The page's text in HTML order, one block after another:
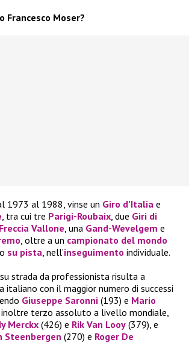
Francesco Moser?
1973 al 1988, vinse un Giro d’Italia e
, tra cui tre Parigi-Roubaix , due Giri di
Freccia Vallone , una Gand-Wevelgem e
, oltre a un campionato del mondo
su pista , nell’inseguimento individuale.
strada da professionista risulta a
italiano con il maggior numero di successi
Giuseppe Saronni (193) e Mario
inoltre terzo assoluto a livello mondiale,
Merckx(426) e Rik Van Looy (379), e
Steenbergen (270) e Roger De